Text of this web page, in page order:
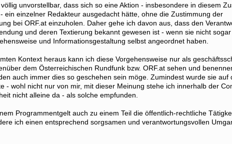
unvorstellbar, dass sich so eine Aktion - insbesondere in diesem
ein einzelner Redakteur ausgedacht hätte, ohne die Zustimmung der
bei ORF.at einzuholen. Daher gehe ich davon aus, dass den
und deren Textierung bekannt gewesen ist - wenn sie nicht
und Informationsgestaltung selbst angeordnet haben.
Kontext heraus kann ich diese Vorgehensweise nur als
dem Österreichischen Rundfunk bzw. ORF.at sehen und
auch immer dies so geschehen sein möge. Zumindest wurde sie auf
- wohl nicht nur von mir, mit dieser Meinung stehe ich innerhalb der
nicht alleine da - als solche empfunden.
Programmentgelt auch zu einem Teil die öffentlich-rechtliche
ich einen entsprechend sorgsamen und verantwortungsvollen